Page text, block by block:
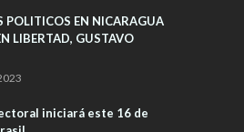
POLITICOS EN NICARAGUA
LIBERTAD, GUSTAVO
iniciará este 16 de